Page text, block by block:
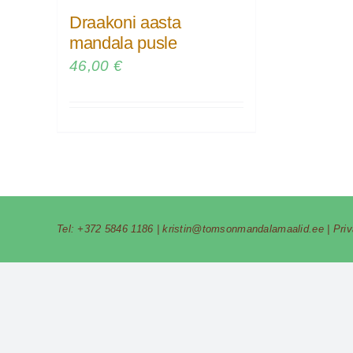
Draakoni aasta
mandala pusle
46,00 €
Tel: +372 5846 1186 |kristin@tomsonmandalamaalid.ee|